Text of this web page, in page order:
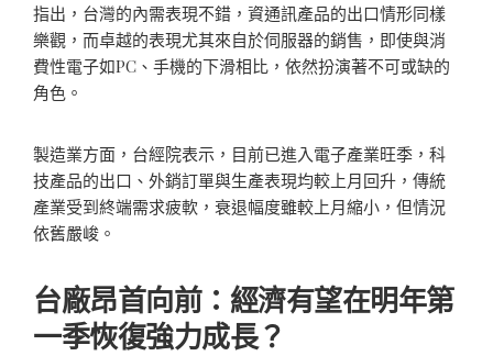
指出，台灣的內需表現不錯，資通訊產品的出口情形同樣
樂觀，而卓越的表現尤其來自於伺服器的銷售，即使與消
費性電子如PC、手機的下滑相比，依然扮演著不可或缺的
角色。
製造業方面，台經院表示，目前已進入電子產業旺季，科
技產品的出口、外銷訂單與生產表現均較上月回升，傳統
產業受到終端需求疲軟，衰退幅度雖較上月縮小，但情況
依舊嚴峻。
台廠昂首向前：經濟有望在明年第
一季恢復強力成長？